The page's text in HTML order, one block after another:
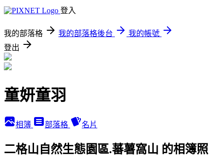
登入
我的部落格 我的部落格後台
我的帳號
登出
童妍童羽
相簿 部落格 名片
二格山自然生態園區.蕃薯窩山 的相簿照